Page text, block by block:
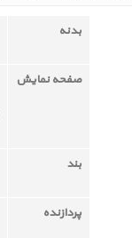
بدنه
صفحه نمایش
بند
پردازنده